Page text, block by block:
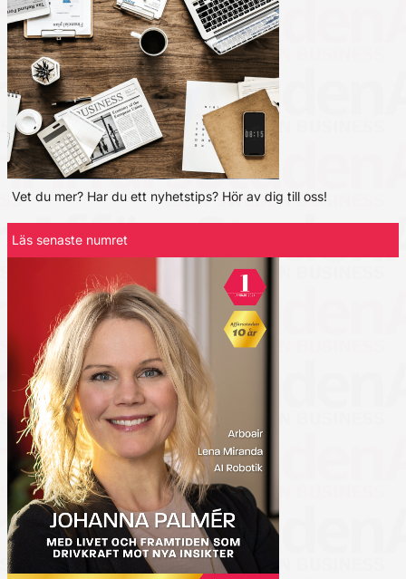
Vet du mer? Har du ett nyhetstips? Hör av dig till oss!
Läs senaste numret